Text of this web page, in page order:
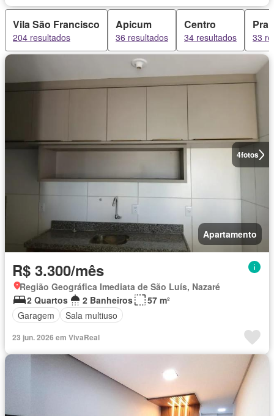
Vila São Francisco
204 resultados
Apicum
36 resultados
Centro
34 resultados 33
4fotos
Apartamento
R$ 3.300/mês
Região Geográfica Imediata de São Luís, Nazaré
2 Quartos
2 Banheiros
57 m²
Garagem
Sala multiuso
23 jun. 2026 em VivaReal